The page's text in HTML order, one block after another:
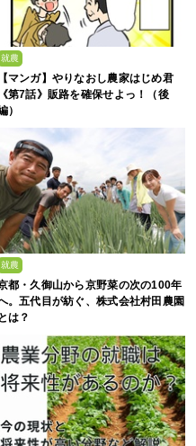
就農
【マンガ】やりなおし農家はじめ君
《第7話》販路を確保せよっ！（後
）
就農
都・久御山から京野菜の次の100年
。五代目が紡ぐ、株式会社村田農園
とは？